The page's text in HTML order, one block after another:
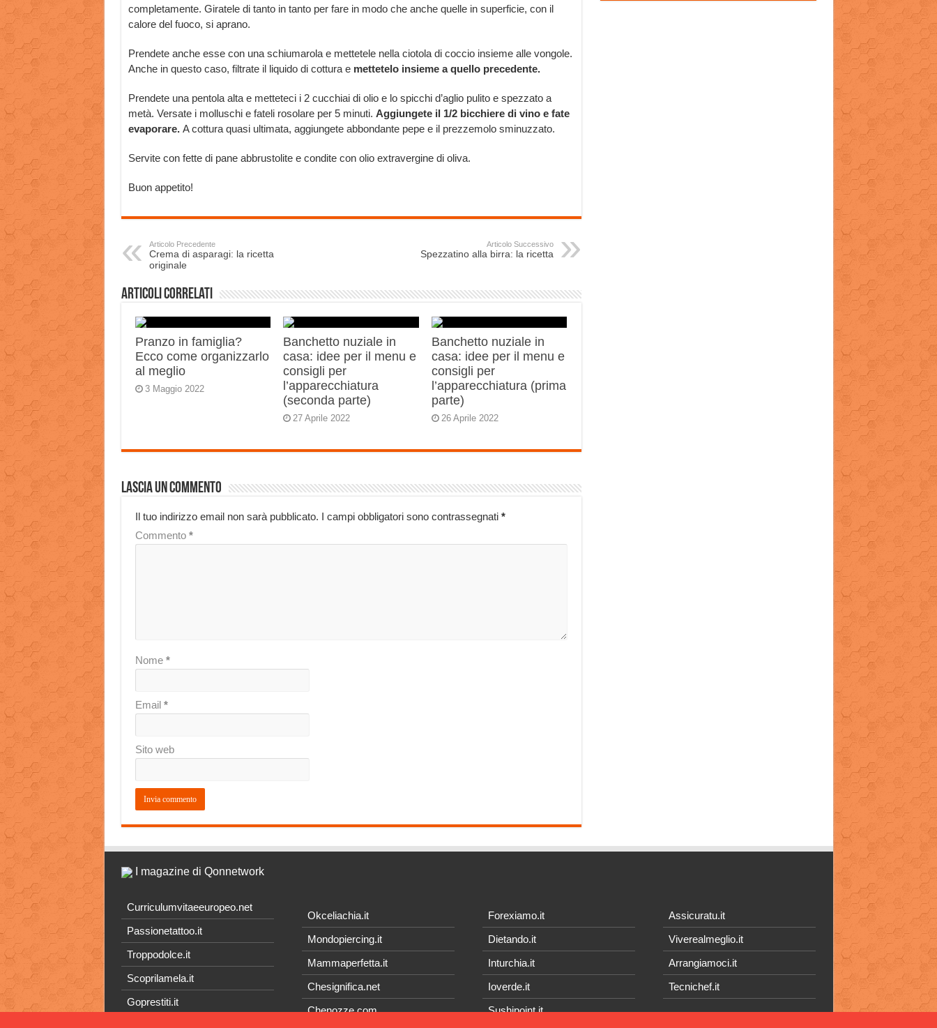
completamente. Giratele di tanto in tanto per fare in modo che anche quelle in superficie, con il
calore del fuoco, si aprano.
Prendete anche esse con una schiumarola e mettetele nella ciotola di coccio insieme alle vongole.
Anche in questo caso, filtrate il liquido di cottura e mettetelo insieme a quello precedente.
Prendete una pentola alta e metteteci i 2 cucchiai di olio e lo spicchi d’aglio pulito e spezzato a
metà. Versate i molluschi e fateli rosolare per 5 minuti. Aggiungete il 1/2 bicchiere di vino e fate
evaporare.A cottura quasi ultimata, aggiungete abbondante pepe e il prezzemolo sminuzzato.
Servite con fette di pane abbrustolite e condite con olio extravergine di oliva.
Buon appetito!
Articolo Precedente
Crema di asparagi: la ricetta
originale
Articolo Successivo
Spezzatino alla birra: la ricetta
Articoli correlati
Pranzo in famiglia?
Ecco come organizzarlo
al meglio
3 Maggio 2022
Banchetto nuziale in
casa: idee per il menu e
consigli per
l’apparecchiatura
(seconda parte)
27 Aprile 2022
Banchetto nuziale in
casa: idee per il menu e
consigli per
l’apparecchiatura (prima
parte)
26 Aprile 2022
Lascia un commento
Il tuo indirizzo email non sarà pubblicato. I campi obbligatori sono contrassegnati *
Commento *
Nome *
Email *
Sito web
I magazine di Qonnetwork
Curriculumvitaeeuropeo.net
Passionetattoo.it
Troppodolce.it
Scoprilamela.it
Goprestiti.it
Okceliachia.it
Mondopiercing.it
Mammaperfetta.it
Chesignifica.net
Chenozze.com
Forexiamo.it
Dietando.it
Inturchia.it
Ioverde.it
Sushipoint.it
Assicuratu.it
Viverealmeglio.it
Arrangiamoci.it
Tecnichef.it